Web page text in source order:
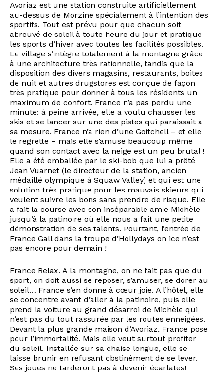
Avoriaz est une station construite artificiellement
au-dessus de Morzine spécialement à l’intention des
sportifs. Tout est prévu pour que chacun soit
abreuvé de soleil à toute heure du jour et pratique
les sports d’hiver avec toutes les facilités possibles.
Le village s’intègre totalement à la montagne grâce
à une architecture très rationnelle, tandis que la
disposition des divers magasins, restaurants, boites
de nuit et autres drugstores est conçue de façon
très pratique pour donner à tous les résidents un
maximum de confort. France n’a pas perdu une
minute: à peine arrivée, elle a voulu chausser les
skis et se lancer sur une des pistes qui paraissait à
sa mesure. France n’a rien d’une Goitchell – et elle
le regrette – mais elle s’amuse beaucoup même
quand son contact avec la neige est un peu brutal !
Elle a été emballée par le ski-bob que lui a prêté
Jean Vuarnet (le directeur de la station, ancien
médaillé olympique à Squaw Valley) et qui est une
solution très pratique pour les mauvais skieurs qui
veulent suivre les bons sans prendre de risque. Elle
a fait la course avec son inséparable amie Michèle
jusqu’à la patinoire où elle nous a fait une petite
démonstration de ses talents. Pourtant, l’entrée de
France Gall dans la troupe d’Hollydays on ice n’est
pas encore pour demain !
France Relax. A la montagne, on ne fait pas que du
sport, on doit aussi se reposer, s’amuser, se dorer au
soleil… France s’en donne à cœur joie. A l’hôtel, elle
se concentre avant d’aller à la patinoire, puis elle
prend la voiture au grand désarroi de Michèle qui
n’est pas du tout rassurée par les routes enneigées.
Devant la plus grande maison d’Avoriaz, France pose
pour l’immortalité. Mais elle veut surtout profiter
du soleil. Installée sur sa chaise longue, elle se
laisse brunir en refusant obstinément de se lever.
Ses joues ne tarderont pas à devenir écarlates!